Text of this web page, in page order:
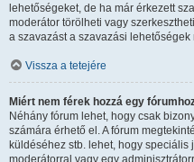
lehetőségeket, de ha már érkezett
moderátor törölheti vagy
a szavazást a szavazási
Vissza a tetejére
Miért nem férek hozzá egy
Néhány fórum lehet, hogy csak
számára érhető el. A fórum
küldéséhez stb. lehet, hogy
moderátorral vagy egy